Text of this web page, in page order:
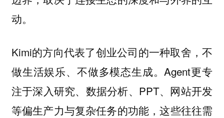
动。
Kimi的方向代表了创业公司的一种取舍，不
做生活娱乐、不做多模态生成。Agent更专
注于深入研究、数据分析、PPT、网站开发
等偏生产力与复杂任务的功能，这些往往需